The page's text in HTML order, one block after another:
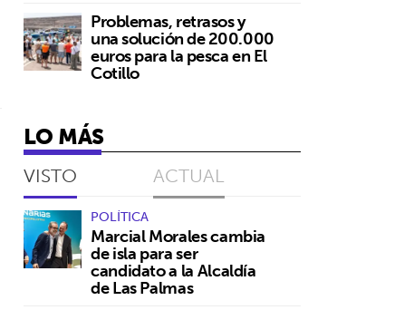
Problemas, retrasos y
una solución de 200.000
euros para la pesca en El
Cotillo
LO MÁS
VISTO ACTUAL
POLÍTICA
Marcial Morales cambia
de isla para ser
candidato a la Alcaldía
de Las Palmas